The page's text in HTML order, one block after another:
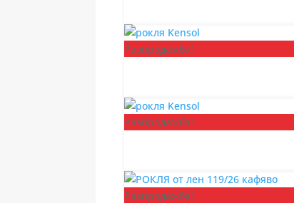
Разпродажба!
Разпродажба!
Разпродажба!